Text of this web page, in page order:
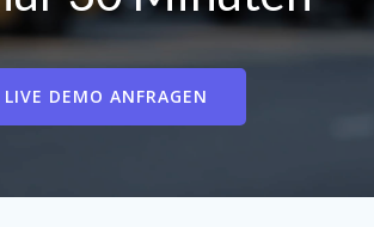
LIVE DEMO ANFRAGEN